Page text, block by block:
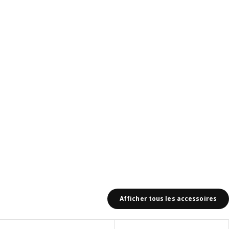
Afficher tous les accessoires